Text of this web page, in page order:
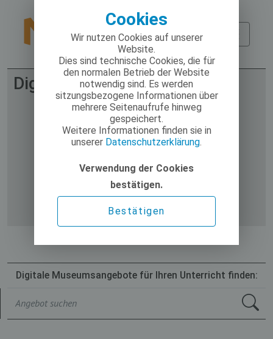
Cookies
Wir nutzen Cookies auf unserer
Website.
Dies sind technische Cookies, die für
den normalen Betrieb der Website
notwendig sind. Es werden
sitzungsbezogene Informationen über
mehrere Seitenaufrufe hinweg
gespeichert.
Weitere Informationen finden sie in
unserer Datenschutzerklärung.
Verwendung der Cookies
bestätigen.
Bestätigen
Digitale Museumsangebote
Digitale Museumsangebote für Ihren Unterricht finden: